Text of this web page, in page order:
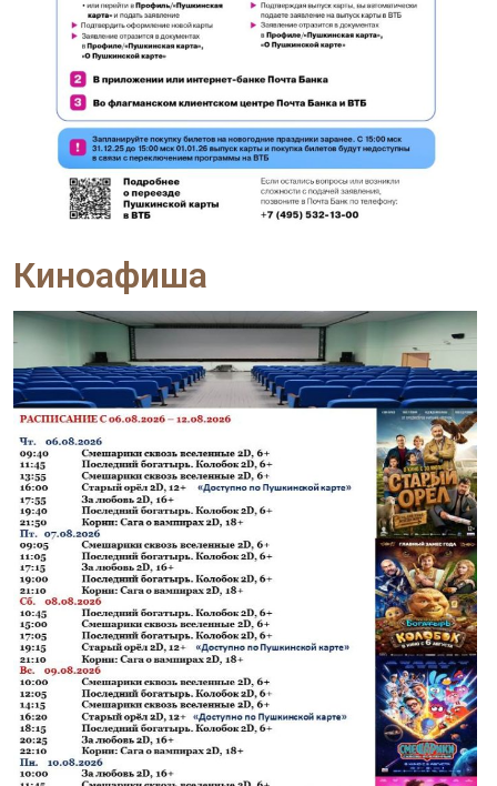
Киноафиша